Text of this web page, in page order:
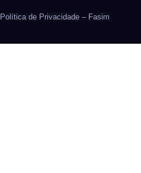
Política de Privacidade – Fasim